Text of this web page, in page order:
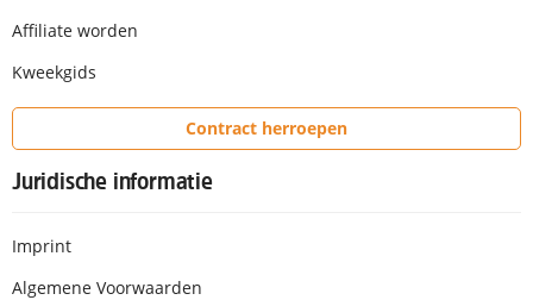
Affiliate worden
Kweekgids
Contract herroepen
Juridische informatie
Imprint
Algemene Voorwaarden